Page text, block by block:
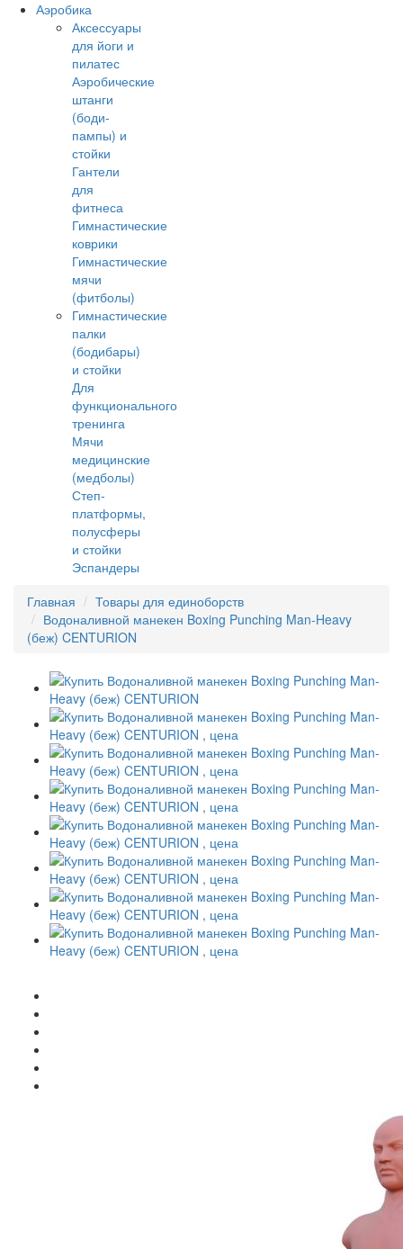
Аэробика
Аксессуары
для йоги и
пилатес
Аэробические
штанги
(боди-
пампы) и
стойки
Гантели
для
фитнеса
Гимнастические
коврики
Гимнастические
мячи
(фитболы)
Гимнастические
палки
(бодибары)
и стойки
Для
функционального
тренинга
Мячи
медицинские
(медболы)
Степ-
платформы,
полусферы
и стойки
Эспандеры
Главная
Товары для единоборств
Водоналивной манекен Boxing Punching Man-Heavy
(беж) CENTURION